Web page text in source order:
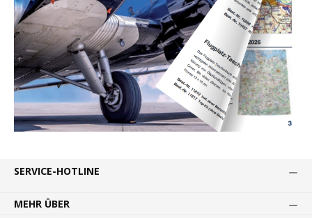
SERVICE-HOTLINE
MEHR ÜBER